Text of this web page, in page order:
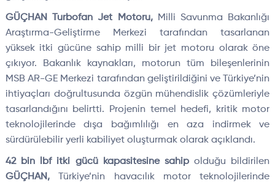
GÜÇHAN Turbofan Jet Motoru,Milli Savunma Bakanlığı
Araştırma-Geliştirme Merkezi tarafından tasarlanan
yüksek itki gücüne sahip milli bir jet motoru olarak öne
çıkıyor. Bakanlık kaynakları, motorun tüm bileşenlerinin
MSB AR-GE Merkezi tarafından geliştirildiğini ve Türkiye’nin
ihtiyaçları doğrultusunda özgün mühendislik çözümleriyle
tasarlandığını belirtti. Projenin temel hedefi, kritik motor
teknolojilerinde dışa bağımlılığı en aza indirmek ve
sürdürülebilir yerli kabiliyet oluşturmak olarak açıklandı.
42 bin lbf itki gücü kapasitesine sahipolduğu bildirilen
GÜÇHAN,
Türkiye’nin havacılık motor teknolojilerinde